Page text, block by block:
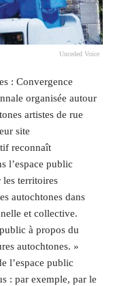
Unceded Voice
: Convergence
organisée autour
artistes de rue
site
reconnaît
l’espace public
les territoires
autochtones dans
et collective.
à propos du
autochtones. »
l’espace public
: par exemple, par le